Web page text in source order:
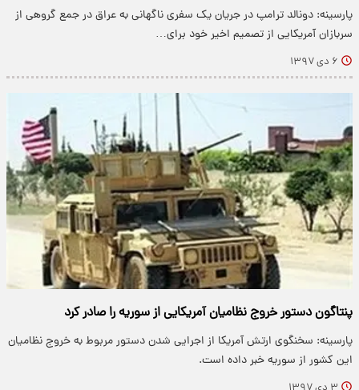
پارسینه: دونالد ترامپ در جریان یک سفری ناگهانی به عراق در جمع گروهی از
سربازان آمریکایی از تصمیم اخیر خود برای…
۶ دی ۱۳۹۷
پنتاگون دستور خروج نظامیان آمریکایی از سوریه را صادر کرد
پارسینه: سخنگوی ارتش آمریکا از اجرایی شدن دستور مربوط به خروج نظامیان
این کشور از سوریه خبر داده است.